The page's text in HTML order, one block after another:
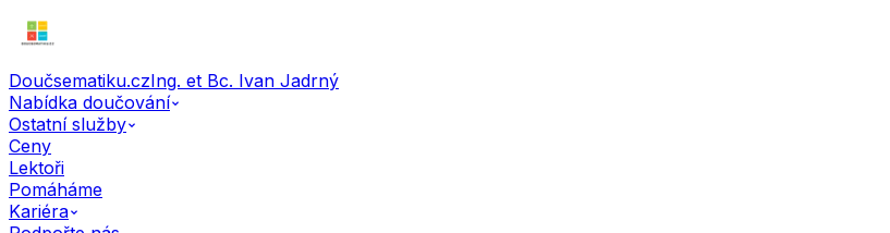
Doučsematiku.czIng. et Bc. Ivan Jadrný
Nabídka doučování
Ostatní služby
Ceny
Lektoři
Pomáháme
Kariéra